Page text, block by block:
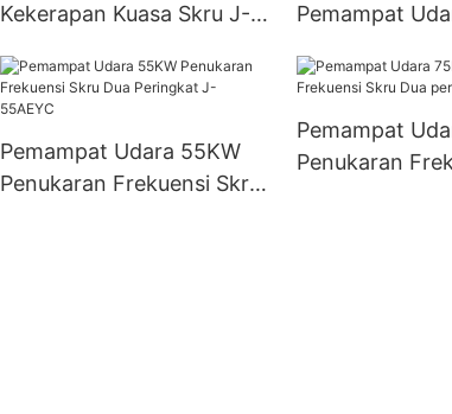
Kekerapan Kuasa Skru J-
Pemampat
Pemampat Udara 55KW
Penukaran Frekuensi Skru
Pemampat
Penukaran